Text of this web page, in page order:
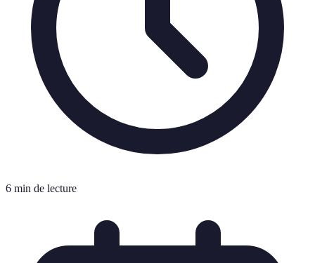
6 min de lecture